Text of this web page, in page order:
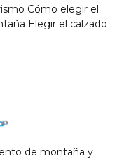
Cómo elegir el
Elegir el calzado
de montaña y